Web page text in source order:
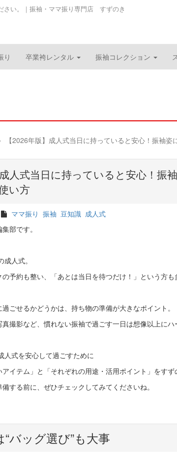
さい。｜振袖・ママ振り専門店 すずのき
り 卒業袴レンタル 振袖コレクション
【2026年版】成人式当日に持っていると安心！振袖姿
成人式当日に持っていると安心！振
い方
ママ振り 振袖 豆知識 成人式
部です。
成人式。
予約も整い、「あとは当日を待つだけ！」という方も
ごせるかどうかは、持ち物の準備が大きなポイント。
撮影など、慣れない振袖で過ごす一日は想像以上にハ
人式を安心して過ごすために
アイテム」と「それぞれの用途・活用ポイント」をすず
する前に、ぜひチェックしてみてくださいね。
“バッグ選び”も大事